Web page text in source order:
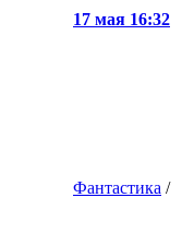
17 мая 16:32
Фантастика /